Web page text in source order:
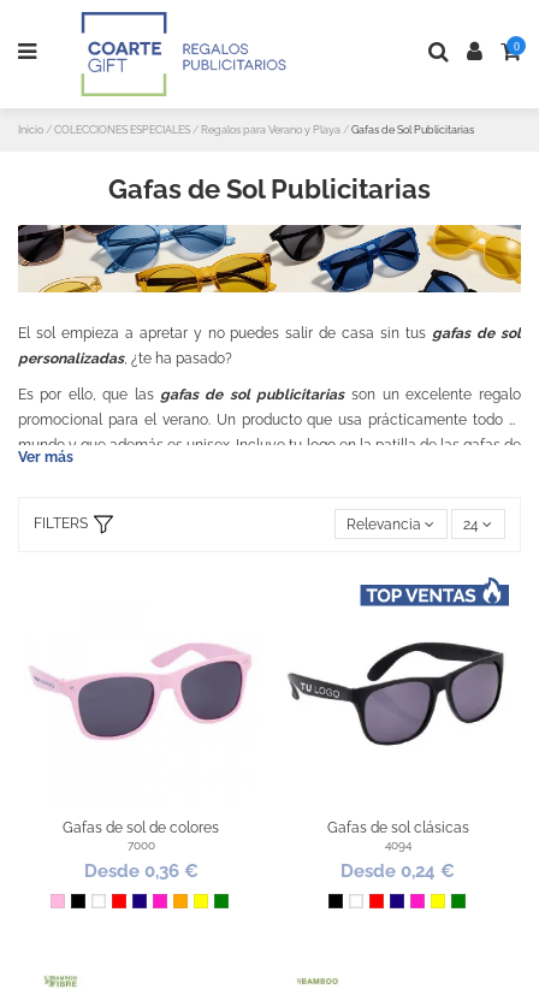
0
Inicio COLECCIONES ESPECIALES Regalos para Verano y Playa Gafas de Sol Publicitarias
Gafas de Sol Publicitarias
El sol empieza a apretar y no puedes salir de casa sin tus gafas de sol
personalizadas, ¿te ha pasado?
Es por ello, que las gafas de sol publicitariasson un excelente regalo
promocional para el verano. Un producto que usa prácticamente todo el
mundo y que además es unisex. Incluye tu logo en la patilla de las gafas de
Ver más
FILTERS Relevancia 24
Gafas de sol de colores
7000
Desde 0,36 €
RosaNegroBlanco
RojoAzul Oscuro
FucsiaNaranja
Amarillo
Verde
Gafas de sol clásicas
4094
Desde 0,24 €
NegroBlanco
RojoAzul Oscuro
FucsiaAmarillo
Verde